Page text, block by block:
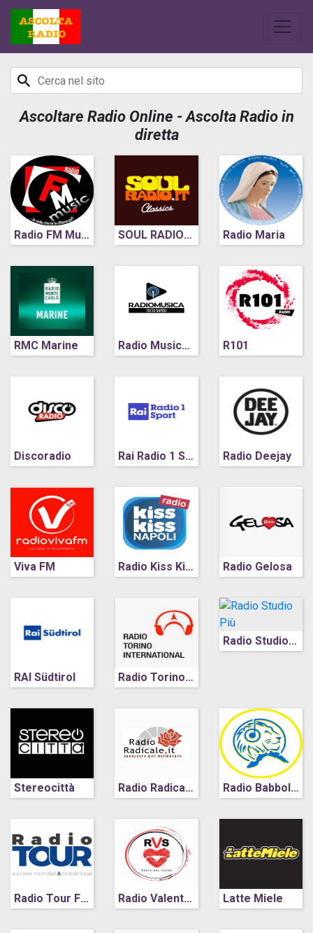
Ascoltare Radio Online - Ascolta Radio in
diretta
Radio FM Music SOUL RADIO 60-70 Radio Maria
RMC Marine Radio Musica Tutta Napoli R101
Discoradio Rai Radio 1 Sport Radio Deejay
Viva FM Radio Kiss Kiss Napoli Radio Gelosa
RAI Südtirol Radio Torino International
Radio Studio Più
Stereocittà Radio Radicale Radio Babboleo News (Genova)
Radio Tour FM (Potenza) Radio Valentina (Catanzaro) Latte Miele